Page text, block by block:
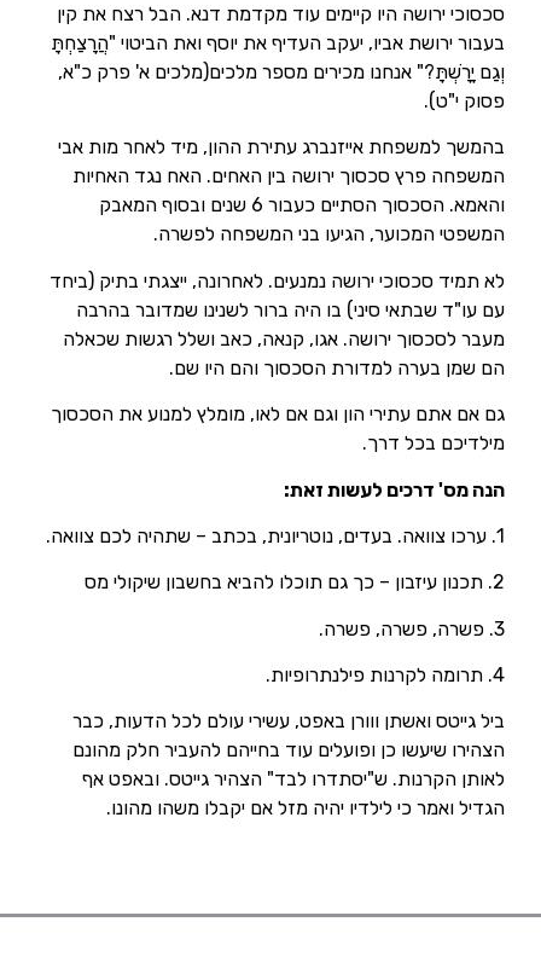
סכסוכי ירושה היו קיימים עוד מקדמת דנא. הבל רצח את קין
בעבור ירושת אביו, יעקב העדיף את יוסף ואת הביטוי "הֲרָצַחְתָּ
וְגַם יָרָשְׁתָּ?" אנחנו מכירים מספר מלכים(מלכים א' פרק כ"א,
פסוק י"ט).
בהמשך למשפחת אייזנברג עתירת ההון, מיד לאחר מות אבי
המשפחה פרץ סכסוך ירושה בין האחים. האח נגד האחיות
והאמא. הסכסוך הסתיים כעבור 6 שנים ובסוף המאבק
המשפטי המכוער, הגיעו בני המשפחה לפשרה.
לא תמיד סכסוכי ירושה נמנעים. לאחרונה, ייצגתי בתיק (ביחד
עם עו"ד שבתאי סיני) בו היה ברור לשנינו שמדובר בהרבה
מעבר לסכסוך ירושה. אגו, קנאה, כאב ושלל רגשות שכאלה
הם שמן בערה למדורת הסכסוך והם היו שם.
גם אם אתם עתירי הון וגם אם לאו, מומלץ למנוע את הסכסוך
מילדיכם בכל דרך.
הנה מס' דרכים לעשות זאת:
1. ערכו צוואה. בעדים, נוטריונית, בכתב – שתהיה לכם צוואה.
2. תכנון עיזבון – כך גם תוכלו להביא בחשבון שיקולי מס
3. פשרה, פשרה, פשרה.
4. תרומה לקרנות פילנתרופיות.
ביל גייטס ואשתן ווורן באפט, עשירי עולם לכל הדעות, כבר
הצהירו שיעשו כן ופועלים עוד בחייהם להעביר חלק מהונם
לאותן הקרנות. ש"יסתדרו לבד" הצהיר גייטס. ובאפט אף
הגדיל ואמר כי לילדיו יהיה מזל אם יקבלו משהו מהונו.